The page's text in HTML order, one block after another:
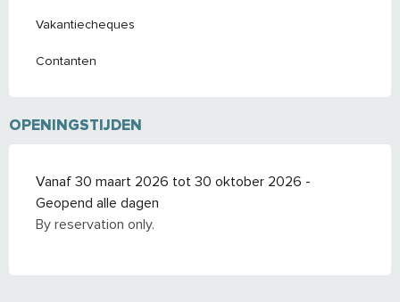
Vakantiecheques
Contanten
OPENINGSTIJDEN
Vanaf 30 maart 2026 tot 30 oktober 2026 -
Geopend alle dagen
By reservation only.